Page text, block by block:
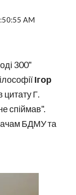
AM
300"
Ігор
Г.
спіймав".
БДМУ та